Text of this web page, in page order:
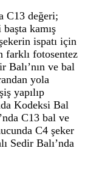
C13 değeri;
kamış
ispatı için
farklı fotosentez
Balı’nın ve bal
yola
yapılıp
Kodeksi Bal
C13 bal ve
C4 şeker
Sedir Balı’nda